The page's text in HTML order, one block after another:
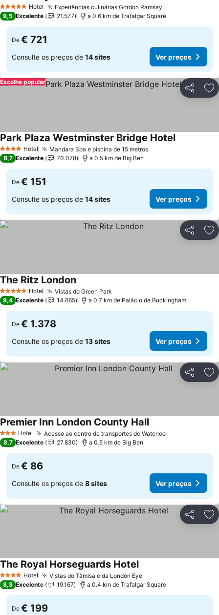
5 Estrelas Hotel Experiências culinárias Gordon Ramsay
9,5 Excelente 21.577 a 0.6 km de Trafalgar Square
De € 721
Consulte os preços de 14 sites Ver preços
Partilhar
Escolha popular
4 EstrelasHotel Mandara Spa e piscina de 15 metros
Park Plaza Westminster Bridge Hotel
8,7 Excelente 70.078 a 0.5 km de Big Ben
De € 151
Consulte os preços de 14 sites Ver preços
Partilhar
5 Estrelas Hotel Vistas do Green Park
The Ritz London
9,4 Excelente 14.665 a 0.7 km de Palácio de Buckingham
De € 1.378
Consulte os preços de 13 sites Ver preços
Partilhar
3 EstrelasHotel Acesso ao centro de transportes de Waterloo
Premier Inn London County Hall
8,7 Excelente 27.830 a 0.5 km de Big Ben
De € 86
Consulte os preços de 8 sites Ver preços
Partilhar
4 EstrelasHotel Vistas do Tâmisa e da London Eye
The Royal Horseguards Hotel
8,8 Excelente 19.167 a 0.4 km de Trafalgar Square
De € 199